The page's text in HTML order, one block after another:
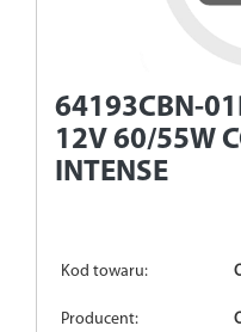
64193CBN-
12V 60/55W
INTENSE
Kod towaru:
Producent: